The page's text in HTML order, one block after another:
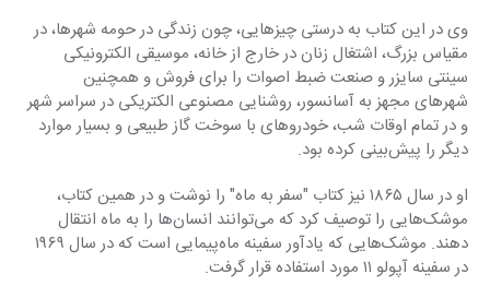
وی در این کتاب به درستی چیزهایی، چون زندگی در حومه شهرها، در
مقیاس بزرگ، اشتغال زنان در خارج از خانه، موسیقی الکترونیکی
سینتی سایزر و صنعت ضبط اصوات را برای فروش و همچنین
شهر‌های مجهز به آسانسور، روشنایی مصنوعی الکتریکی در سراسر شهر
و در تمام اوقات شب، خودرو‌های با سوخت گاز طبیعی و بسیار موارد
دیگر را پیش‌بینی کرده بود.
او در سال ۱۸۶۵ نیز کتاب "سفر به ماه" را نوشت و در همین کتاب،
موشک‌هایی را توصیف کرد که می‌توانند انسان‌ها را به ماه انتقال
در سفینه آپولو ۱۱ مورد استفاده قرار گرفت.